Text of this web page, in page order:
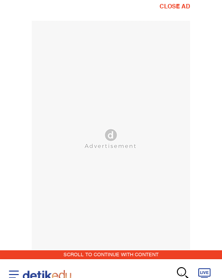
CLOSE AD
SCROLL TO CONTINUE WITH CONTENT